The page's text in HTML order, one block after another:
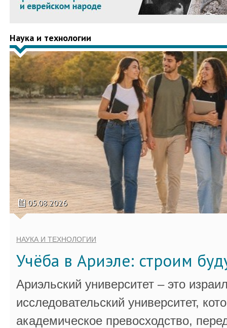
Наука и технологии
05.08.2026
НАУКА И ТЕХНОЛОГИИ
Учёба в Ариэле: строим
Ариэльский университет – это
исследовательский университет,
академическое превосходство,